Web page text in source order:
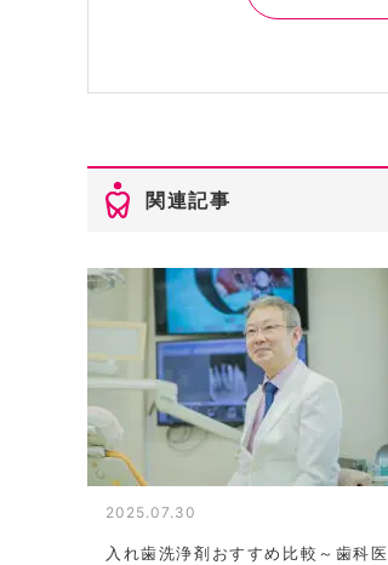
関連記事
2025.07.30
入れ歯洗浄剤おすすめ比較～歯科医